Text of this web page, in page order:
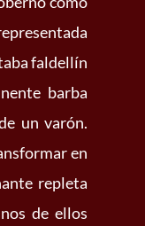
faldellín
barba
un varón.
en
repleta
de ellos